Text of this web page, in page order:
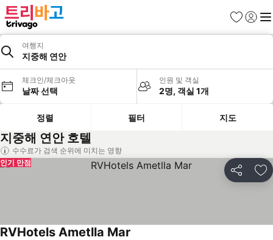
즐겨찾기
로그인
메
여행지
지중해 연안
체크인/체크아웃
날짜 선택
인원 및 객실
2명, 객실 1개
정렬 필터 지도
지중해 연안 호텔
수수료가 검색 순위에 미치는 영향
공유 즐
인기 만점
RVHotels Ametlla Mar